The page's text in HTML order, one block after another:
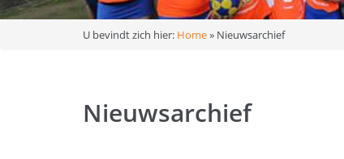
U bevindt zich hier: Home» Nieuwsarchief
Nieuwsarchief